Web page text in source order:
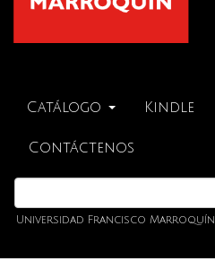
Catálogo Kindle
Contáctenos
Universidad Francisco Marroquín